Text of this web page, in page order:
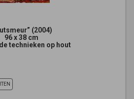
(2004)
96 x 38 cm
technieken op hout